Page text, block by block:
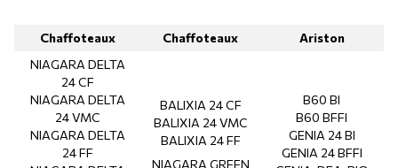
Chaffoteaux Chaffoteaux
Ariston
NIAGARA DELTA
24 CF
NIAGARA DELTA
24 VMC
NIAGARA DELTA
24 FF
BALIXIA 24 CF
BALIXIA 24 VMC
BALIXIA 24 FF
NIAGARA GREEN
B60 BI
B60 BFFI
GENIA 24 BI
GENIA 24 BFFI